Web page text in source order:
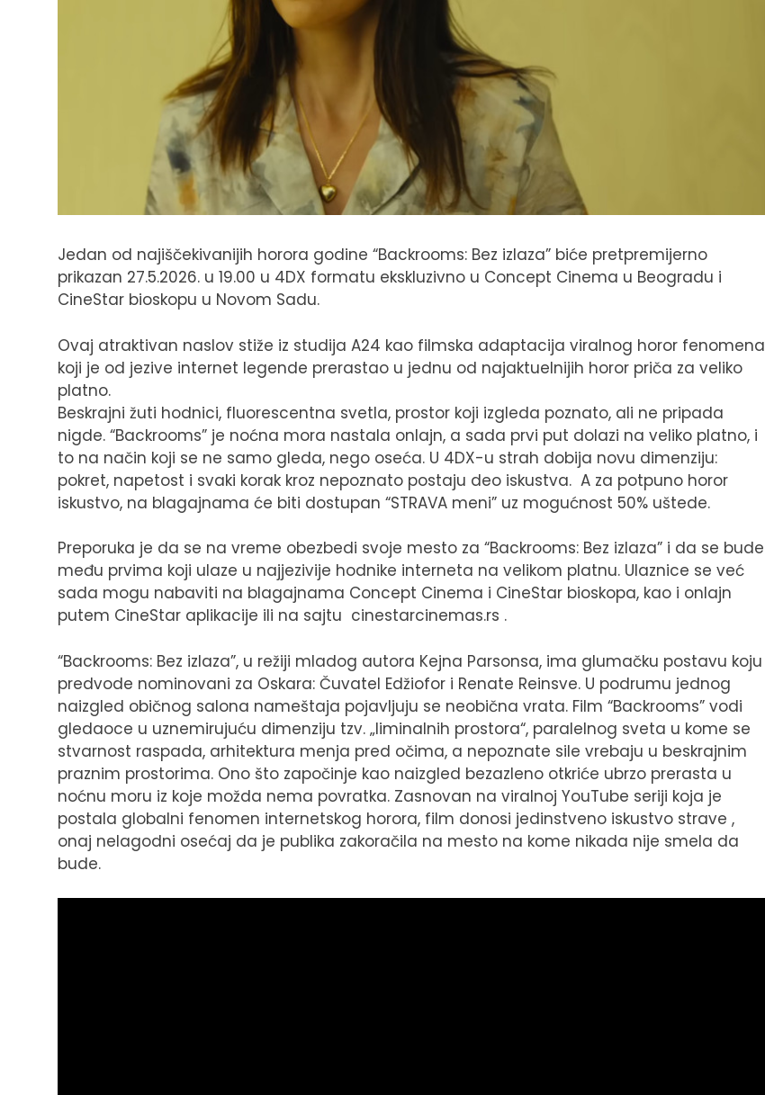
Jedan od najiščekivanijih horora godine “Backrooms: Bez izlaza” biće pretpremijerno
prikazan 27.5.2026. u 19.00 u 4DX formatu ekskluzivno u Concept Cinema u Beogradu i
CineStar bioskopu u Novom Sadu.
Ovaj atraktivan naslov stiže iz studija A24 kao filmska adaptacija viralnog horor fenomena
koji je od jezive internet legende prerastao u jednu od najaktuelnijih horor priča za veliko
platno.
Beskrajni žuti hodnici, fluorescentna svetla, prostor koji izgleda poznato, ali ne pripada
nigde. “Backrooms” je noćna mora nastala onlajn, a sada prvi put dolazi na veliko platno, i
to na način koji se ne samo gleda, nego oseća. U 4DX-u strah dobija novu dimenziju:
pokret, napetost i svaki korak kroz nepoznato postaju deo iskustva. A za potpuno horor
iskustvo, na blagajnama će biti dostupan “STRAVA meni” uz mogućnost 50% uštede.
Preporuka je da se na vreme obezbedi svoje mesto za “Backrooms: Bez izlaza” i da se bude
među prvima koji ulaze u najjezivije hodnike interneta na velikom platnu. Ulaznice se već
sada mogu nabaviti na blagajnama Concept Cinema i CineStar bioskopa, kao i onlajn
putem CineStar aplikacije ili na sajtu cinestarcinemas.rs .
“Backrooms: Bez izlaza”, u režiji mladog autora Kejna Parsonsa, ima glumačku postavu koju
predvode nominovani za Oskara: Čuvatel Edžiofor i Renate Reinsve. U podrumu jednog
naizgled običnog salona nameštaja pojavljuju se neobična vrata. Film “Backrooms” vodi
gledaoce u uznemirujuću dimenziju tzv. „liminalnih prostora“, paralelnog sveta u kome se
stvarnost raspada, arhitektura menja pred očima, a nepoznate sile vrebaju u beskrajnim
praznim prostorima. Ono što započinje kao naizgled bezazleno otkriće ubrzo prerasta u
noćnu moru iz koje možda nema povratka. Zasnovan na viralnoj YouTube seriji koja je
postala globalni fenomen internetskog horora, film donosi jedinstveno iskustvo strave ,
onaj nelagodni osećaj da je publika zakoračila na mesto na kome nikada nije smela da
bude.